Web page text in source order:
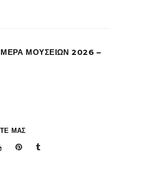
ΜΟΥΣΕΙΩΝ 2026 –
ΜΑΣ